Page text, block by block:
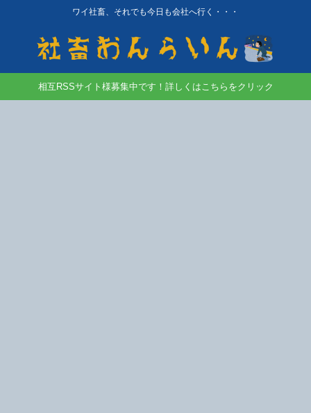
ワイ社畜、それでも今日も会社へ行く・・・
相互RSSサイト様募集中です！詳しくはこちらをクリック